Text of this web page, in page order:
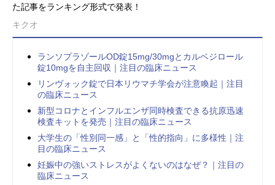
た記事をランキング形式で発表！
キクオ
ランソプラゾールOD錠15mg/30mgとカルベジロール
錠10mgを自主回収｜注目の臨床ニュース
リンヴォック錠で日本リウマチ学会が注意喚起｜注目
の臨床ニュース
新型コロナとインフルエンザ同時検査できる抗原迅速
検査キットを発売｜注目の臨床ニュース
大学生の「性別同一感」と「性的指向」に多様性｜注
目の臨床ニュース
妊娠中の強いストレスがよくないのはなぜ？｜注目の
臨床ニュース